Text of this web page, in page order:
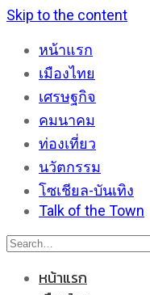
Skip to the content
หน้าแรก
เมืองไทย
เศรษฐกิจ
คมนาคม
ท่องเที่ยว
นวัตกรรม
โซเชียล-บันเทิง
Talk of the Town
หน้าแรก